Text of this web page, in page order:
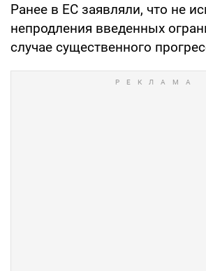
Ранее в ЕС заявляли, что не
непродления введенных
случае существенного